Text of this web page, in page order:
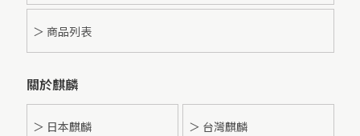
＞ 商品列表
關於麒麟
＞ 日本麒麟 ＞ 台灣麒麟